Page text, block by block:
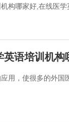
构哪家好,在线医
语培训机构
用，使很多的外